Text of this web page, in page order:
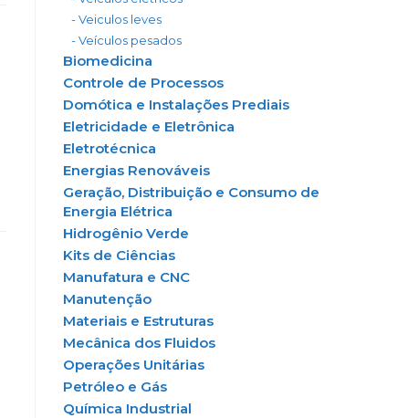
- Veiculos leves
- Veículos pesados
Biomedicina
Controle de Processos
Domótica e Instalações Prediais
Eletricidade e Eletrônica
Eletrotécnica
Energias Renováveis
Geração, Distribuição e Consumo de
Energia Elétrica
Hidrogênio Verde
Kits de Ciências
Manufatura e CNC
Manutenção
Materiais e Estruturas
Mecânica dos Fluidos
Operações Unitárias
Petróleo e Gás
Química Industrial